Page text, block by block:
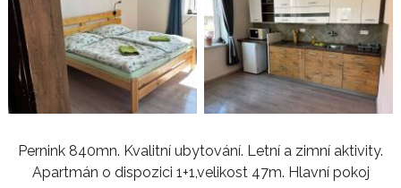
Pernink 840mn. Kvalitní ubytování. Letní a zimní aktivity.
Apartmán o dispozici 1+1,velikost 47m. Hlavní pokoj